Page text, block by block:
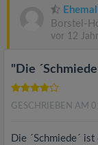
Borstel-
vor 12
"Die
GESCHRIEBEN AM
Die ´Schmiede´